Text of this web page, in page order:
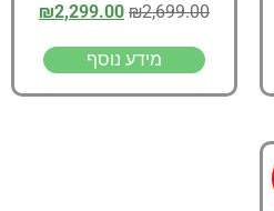
₪2,699.00
₪2,299.00
מידע נוסף